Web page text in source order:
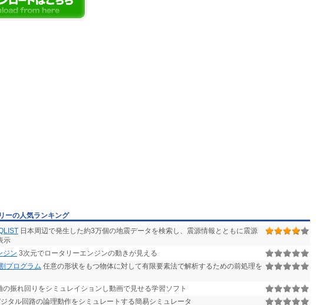
ーの人気ランキング
日本周辺で発生した約3万個の地震データを検索し、震源情報とともに震源
示
ジン 3次元でロータリーエンジンの動きが見える
プログラム 任意の形状をもつ物体に対して有限要素法で解析するための前処理を
の振れ回りをシミュレイションし動画で見せる学習ソフト
タル回路の論理動作をシミュレートする簡易シミュレータ